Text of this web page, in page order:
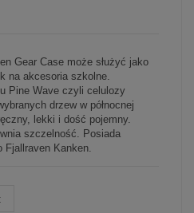
Gear Case może służyć jako
na akcesoria szkolne.
Pine Wave czyli celulozy
drzew w północnej
lekki i dość pojemny.
szczelność. Posiada
Fjallraven Kanken.